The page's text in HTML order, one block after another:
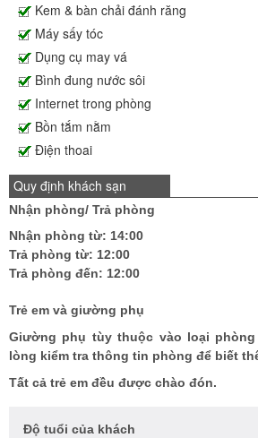
Kem & bàn chải đánh răng
Máy sấy tóc
Dụng cụ may vá
Bình đung nước sôi
Internet trong phòng
Bồn tắm nằm
Điện thoai
Quy định khách sạn
Nhận phòng/ Trả phòng
Nhận phòng từ: 14:00
Trả phòng từ: 12:00
Trả phòng đến: 12:00
Trẻ em và giường phụ
Giường phụ tùy thuộc vào loại
lòng kiểm tra thông tin phòng để biết
Tất cả trẻ em đều được chào đón.
Độ tuổi của khách